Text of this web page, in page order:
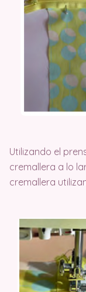
Utilizando el
cremallera a lo
cremallera